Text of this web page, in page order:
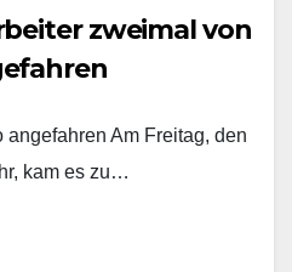
zweimal von
Am Freitag, den
kam es zu…